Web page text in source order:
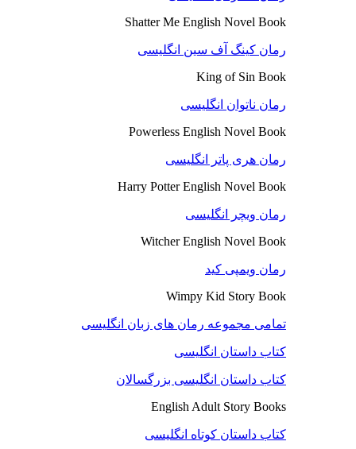
Shatter Me English Novel Book
رمان کینگ آف سین انگلیسی
King of Sin Book
رمان ناتوان انگلیسی
Powerless English Novel Book
رمان هری پاتر انگلیسی
Harry Potter English Novel Book
رمان ویچر انگلیسی
Witcher English Novel Book
رمان ویمپی کید
Wimpy Kid Story Book
تمامی مجموعه رمان های زبان انگلیسی
کتاب داستان انگلیسی
کتاب داستان انگلیسی بزرگسالان
English Adult Story Books
کتاب داستان کوتاه انگلیسی